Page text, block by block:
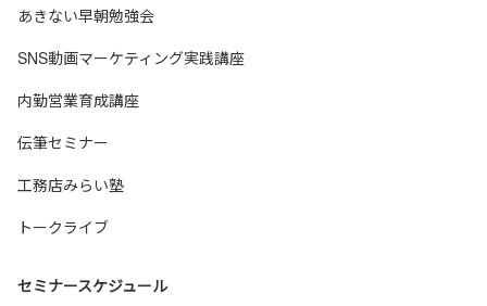
あきない早朝勉強会
SNS動画マーケティング実践講座
内勤営業育成講座
伝筆セミナー
工務店みらい塾
トークライブ
セミナースケジュール